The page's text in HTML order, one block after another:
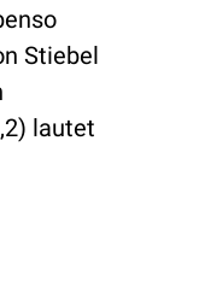
Stiebel
lautet